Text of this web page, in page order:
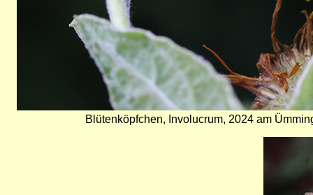
Blütenköpfchen, Involucrum, 2024 am